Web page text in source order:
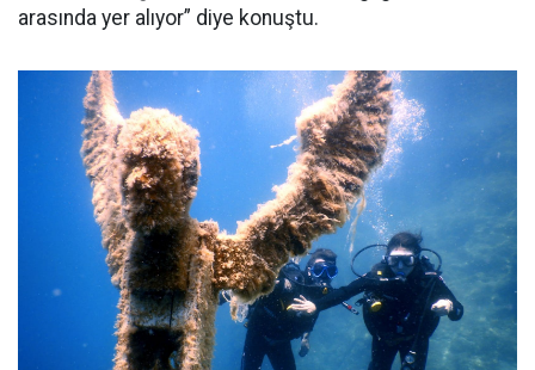
arasında yer alıyor” diye konuştu.